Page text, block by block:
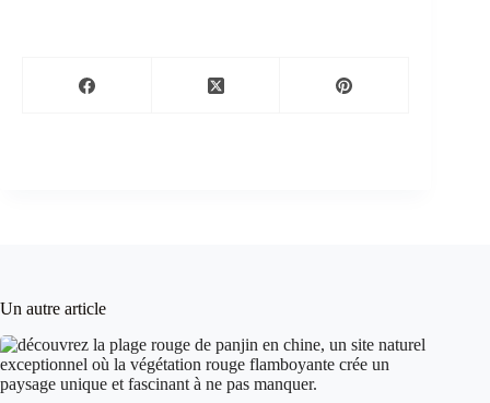
Un autre article